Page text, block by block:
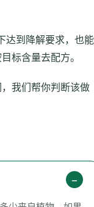
达到降解要求，也能
标含量去配方。
我们帮你判断该做